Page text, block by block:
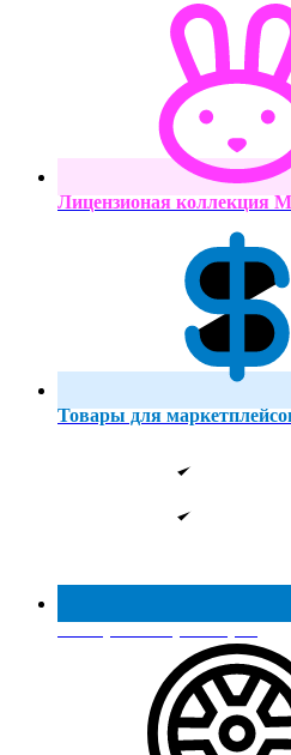
Лицензионая коллекция
Товары для
Реестр МинПромТорга